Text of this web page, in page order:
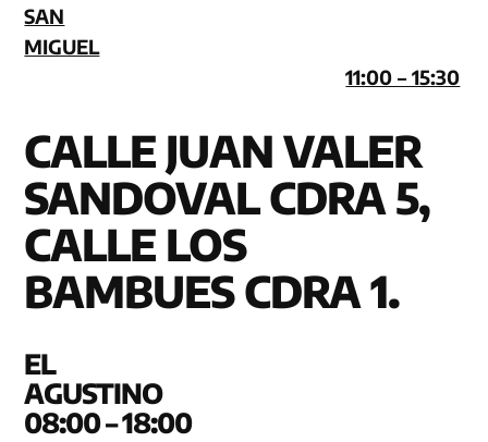
SAN
MIGUEL
11:00 – 15:30
CALLE JUAN VALER
SANDOVAL CDRA 5,
CALLE LOS
BAMBUES CDRA 1.
EL
08:00 – 18:00